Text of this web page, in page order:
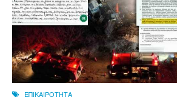
ΕΠΙΚΑΙΡΟΤΗΤΑ